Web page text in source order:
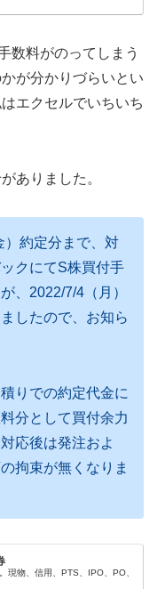
数料がのってしまう
が分かりづらいとい
エクセルでいちいち
ありました。
）約定分まで、対
クにてS株買付手
、2022/7/4（月）
したので、お知ら
りでの約定代金に
分として買付余力
応後は発注およ
拘束が無くなりま
現物、信用、PTS、IPO、PO、